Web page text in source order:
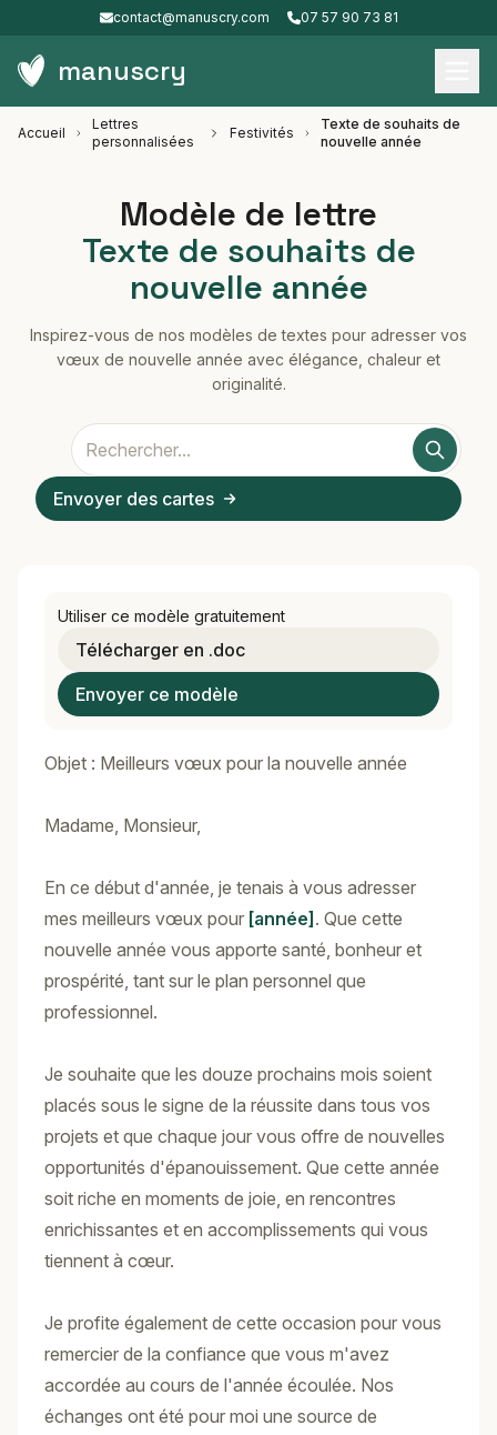
contact@manuscry.com 07 57 90 73 81
manuscry
Accueil
Lettres
personnalisées
Festivités
Texte de souhaits de
nouvelle année
Modèle de lettre
Texte de souhaits de
nouvelle année
Inspirez-vous de nos modèles de textes pour adresser vos
vœux de nouvelle année avec élégance, chaleur et
originalité.
Envoyer des cartes
Utiliser ce modèle gratuitement
Télécharger en .doc
Envoyer ce modèle
Objet : Meilleurs vœux pour la nouvelle année
Madame, Monsieur,
En ce début d'année, je tenais à vous adresser
mes meilleurs vœux pour [année] . Que cette
nouvelle année vous apporte santé, bonheur et
prospérité, tant sur le plan personnel que
professionnel.
Je souhaite que les douze prochains mois soient
placés sous le signe de la réussite dans tous vos
projets et que chaque jour vous offre de nouvelles
opportunités d'épanouissement. Que cette année
soit riche en moments de joie, en rencontres
enrichissantes et en accomplissements qui vous
tiennent à cœur.
Je profite également de cette occasion pour vous
remercier de la confiance que vous m'avez
accordée au cours de l'année écoulée. Nos
échanges ont été pour moi une source de